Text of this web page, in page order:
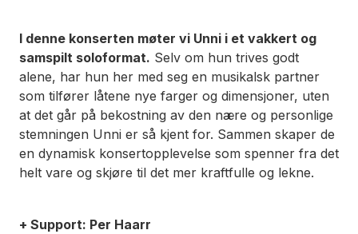
I denne konserten møter vi Unni i et vakkert og
samspilt soloformat. Selv om hun trives godt
alene, har hun her med seg en musikalsk partner
som tilfører låtene nye farger og dimensjoner, uten
at det går på bekostning av den nære og personlige
stemningen Unni er så kjent for. Sammen skaper de
en dynamisk konsertopplevelse som spenner fra det
helt vare og skjøre til det mer kraftfulle og lekne.
+ Support: Per Haarr